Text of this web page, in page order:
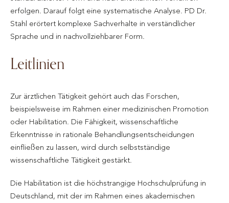
erfolgen. Darauf folgt eine systematische Analyse. PD Dr.
Stahl erörtert komplexe Sachverhalte in verständlicher
Sprache und in nachvollziehbarer Form.
Leitlinien
Zur ärztlichen Tätigkeit gehört auch das Forschen,
beispielsweise im Rahmen einer medizinischen Promotion
oder Habilitation. Die Fähigkeit, wissenschaftliche
Erkenntnisse in rationale Behandlungsentscheidungen
einfließen zu lassen, wird durch selbstständige
wissenschaftliche Tätigkeit gestärkt.
Die Habilitation ist die höchstrangige Hochschulprüfung in
Deutschland, mit der im Rahmen eines akademischen